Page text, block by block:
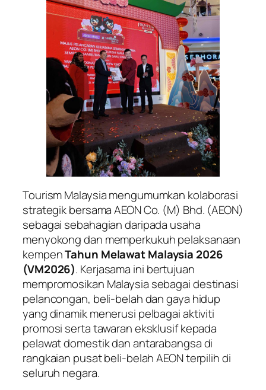
Tourism Malaysia mengumumkan kolaborasi
strategik bersama AEON Co. (M) Bhd. (AEON)
sebagai sebahagian daripada usaha
menyokong dan memperkukuh pelaksanaan
kempenTahun Melawat Malaysia 2026
(VM2026). Kerjasama ini bertujuan
mempromosikan Malaysia sebagai destinasi
pelancongan, beli-belah dan gaya hidup
yang dinamik menerusi pelbagai aktiviti
promosi serta tawaran eksklusif kepada
pelawat domestik dan antarabangsa di
rangkaian pusat beli-belah AEON terpilih di
seluruh negara.